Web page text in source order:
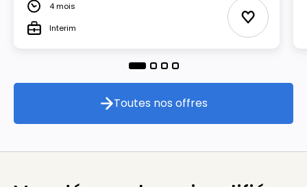
Durée4 mois
TypeInterim Ajouter
Toutes nos offres
Toutes nos offres